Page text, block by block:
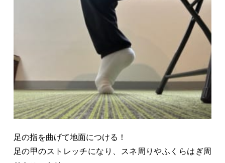
足の指を曲げて地面につける！
足の甲のストレッチになり、スネ周りやふくらはぎ周